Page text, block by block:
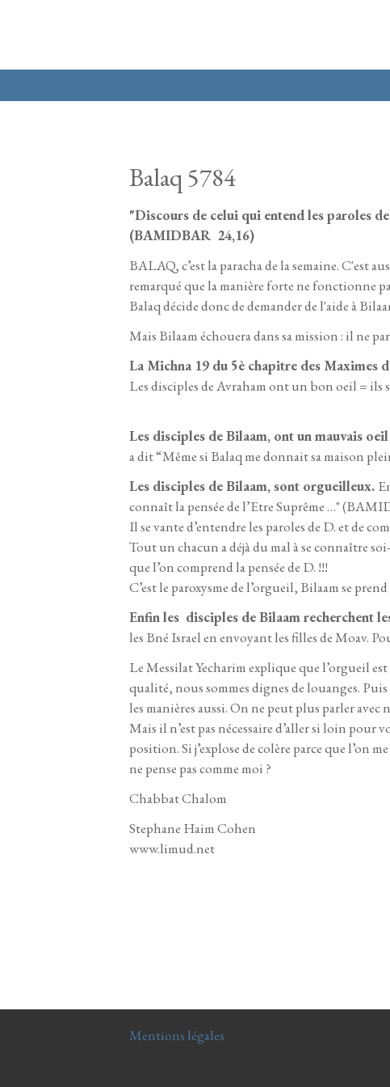
Balaq 5784
"Discours de celui qui entend les paroles
(BAMIDBAR 24,16)
BALAQ, c’est la paracha de la semaine. C'est
remarqué que la manière forte ne fonctionne
Balaq décide donc de demander de l'aide à
Mais Bilaam échouera dans sa mission : il ne
La Michna 19 du 5è chapitre des Maximes
Les disciples de Avraham ont un bon oeil = ils
Les disciples de Bilaam, ont un mauvais oeil
a dit “Même si Balaq me donnait sa maison
Les disciples de Bilaam, sont orgueilleux.
connaît la pensée de l’Etre Suprême …"
Il se vante d’entendre les paroles de D. et de
Tout un chacun a déjà du mal à se connaître
que l’on comprend la pensée de D. !!!
C’est le paroxysme de l’orgueil, Bilaam se
Enfin les disciples de Bilaam recherchent
les Bné Israel en envoyant les filles de Moav.
Le Messilat Yecharim explique que l’orgueil
qualité, nous sommes dignes de louanges.
les manières aussi. On ne peut plus parler
Mais il n’est pas nécessaire d’aller si loin pour
position. Si j’explose de colère parce que l’on
ne pense pas comme moi ?
Chabbat Chalom
Stephane Haim Cohen
www.limud.net
Mentions légales